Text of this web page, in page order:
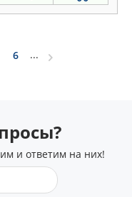
6 ...
и ответим на них!